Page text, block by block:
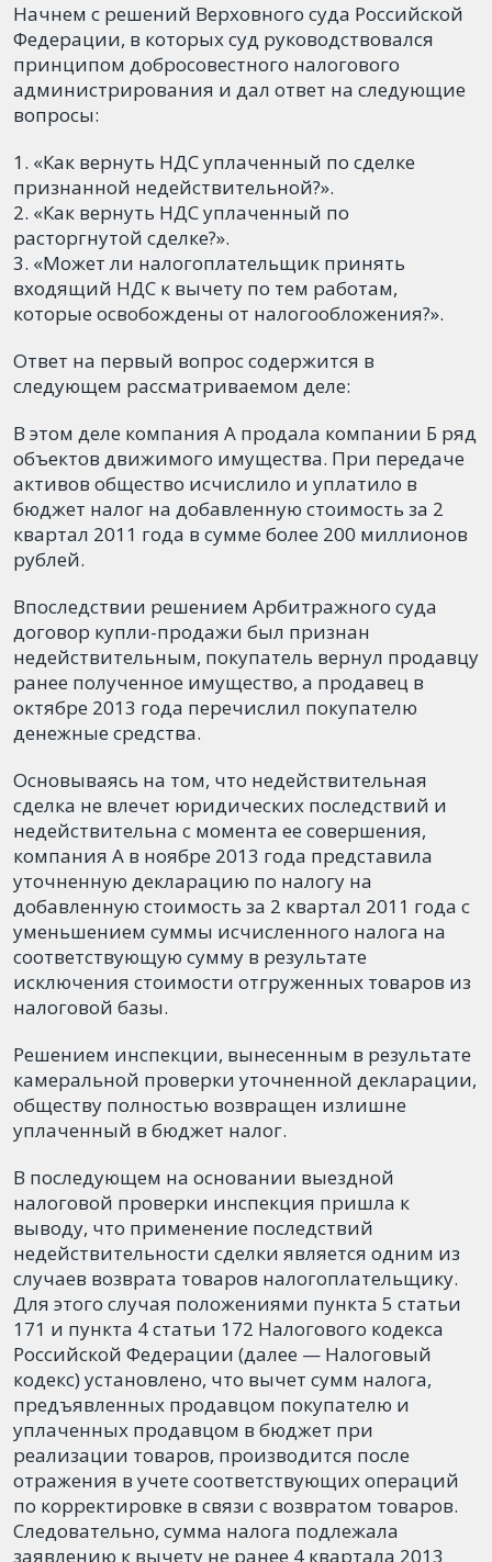
Начнем с решений Верховного суда Российской
Федерации, в которых суд руководствовался
принципом добросовестного налогового
администрирования и дал ответ на следующие
вопросы:
«Как вернуть НДС уплаченный по сделке
признанной недействительной?».
«Как вернуть НДС уплаченный по
расторгнутой сделке?».
«Может ли налогоплательщик принять
входящий НДС к вычету по тем работам,
которые освобождены от налогообложения?».
Ответ на первый вопрос содержится в
следующем рассматриваемом деле:
В этом деле компания А продала компании Б ряд
объектов движимого имущества. При передаче
активов общество исчислило и уплатило в
бюджет налог на добавленную стоимость за 2
квартал 2011 года в сумме более 200 миллионов
рублей.
Впоследствии решением Арбитражного суда
договор купли-продажи был признан
недействительным, покупатель вернул продавцу
ранее полученное имущество, а продавец в
октябре 2013 года перечислил покупателю
денежные средства.
Основываясь на том, что недействительная
сделка не влечет юридических последствий и
недействительна с момента ее совершения,
компания А в ноябре 2013 года представила
уточненную декларацию по налогу на
добавленную стоимость за 2 квартал 2011 года с
уменьшением суммы исчисленного налога на
соответствующую сумму в результате
исключения стоимости отгруженных товаров из
налоговой базы.
Решением инспекции, вынесенным в результате
камеральной проверки уточненной декларации,
обществу полностью возвращен излишне
уплаченный в бюджет налог.
В последующем на основании выездной
налоговой проверки инспекция пришла к
выводу, что применение последствий
недействительности сделки является одним из
случаев возврата товаров налогоплательщику.
Для этого случая положениями пункта 5 статьи
171 и пункта 4 статьи 172 Налогового кодекса
Российской Федерации (далее — Налоговый
кодекс) установлено, что вычет сумм налога,
предъявленных продавцом покупателю и
уплаченных продавцом в бюджет при
реализации товаров, производится после
отражения в учете соответствующих операций
по корректировке в связи с возвратом товаров.
Следовательно, сумма налога подлежала
заявлению к вычету не ранее 4 квартала 2013